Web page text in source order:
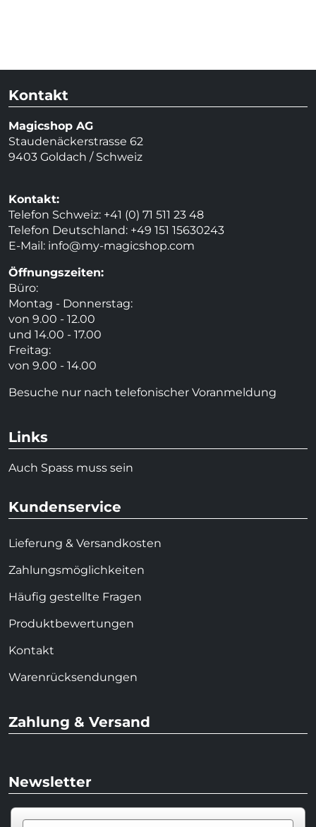
Kontakt
Magicshop AG
Staudenäckerstrasse 62
9403 Goldach / Schweiz
Kontakt:
Telefon Schweiz: +41 (0) 71 511 23 48
Telefon Deutschland: +49 151 15630243
E-Mail: info@my-magicshop.com
Öffnungszeiten:
Büro:
Montag - Donnerstag:
von 9.00 - 12.00
und 14.00 - 17.00
Freitag:
von 9.00 - 14.00
Besuche nur nach telefonischer Voranmeldung
Links
Auch Spass muss sein
Kundenservice
Lieferung & Versandkosten
Zahlungsmöglichkeiten
Häufig gestellte Fragen
Produktbewertungen
Kontakt
Warenrücksendungen
Zahlung & Versand
Newsletter